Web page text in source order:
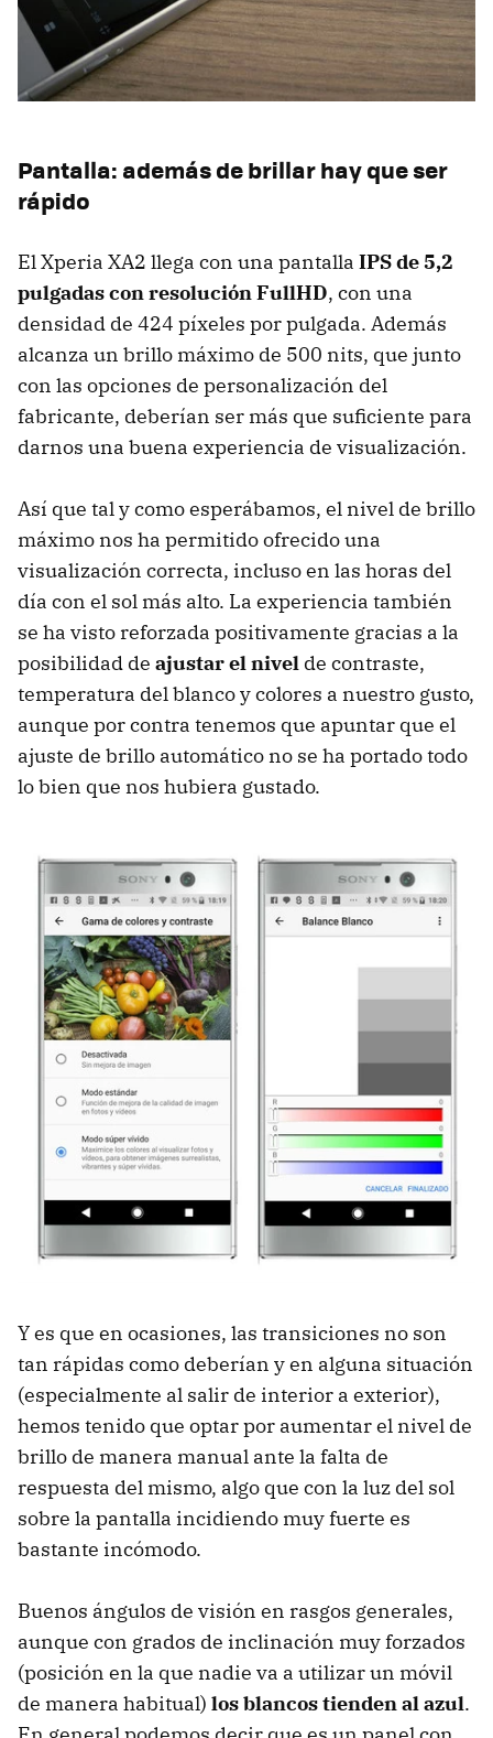
Pantalla: además de brillar hay que ser
rápido
El Xperia XA2 llega con una pantalla IPS de 5,2
pulgadas con resolución FullHD, con una
densidad de 424 píxeles por pulgada. Además
alcanza un brillo máximo de 500 nits, que junto
con las opciones de personalización del
fabricante, deberían ser más que suficiente para
darnos una buena experiencia de visualización.
Así que tal y como esperábamos, el nivel de brillo
máximo nos ha permitido ofrecido una
visualización correcta, incluso en las horas del
día con el sol más alto. La experiencia también
se ha visto reforzada positivamente gracias a la
posibilidad de ajustar el nivel de contraste,
temperatura del blanco y colores a nuestro gusto,
aunque por contra tenemos que apuntar que el
ajuste de brillo automático no se ha portado todo
lo bien que nos hubiera gustado.
Y es que en ocasiones, las transiciones no son
tan rápidas como deberían y en alguna situación
(especialmente al salir de interior a exterior),
hemos tenido que optar por aumentar el nivel de
brillo de manera manual ante la falta de
respuesta del mismo, algo que con la luz del sol
sobre la pantalla incidiendo muy fuerte es
bastante incómodo.
Buenos ángulos de visión en rasgos generales,
aunque con grados de inclinación muy forzados
(posición en la que nadie va a utilizar un móvil
de manera habitual) los blancos tienden al azul.